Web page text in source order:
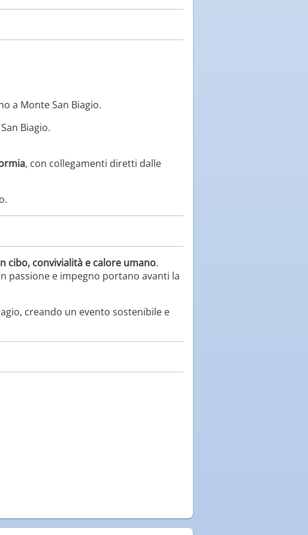
a Monte San Biagio.
Biagio.
, con collegamenti diretti dalle
cibo, convivialità e calore umano.
passione e impegno portano avanti la
creando un evento sostenibile e